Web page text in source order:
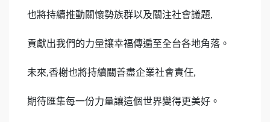
也將持續推動關懷勢族群以及關注社會議題,
貢獻出我們的力量讓幸福傳遍至全台各地角落。
未來,香榭也將持續關善盡企業社會責任,
期待匯集每一份力量讓這個世界變得更美好。